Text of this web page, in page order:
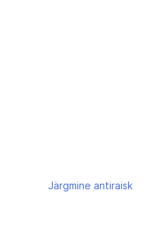
Järgmine antiraisk